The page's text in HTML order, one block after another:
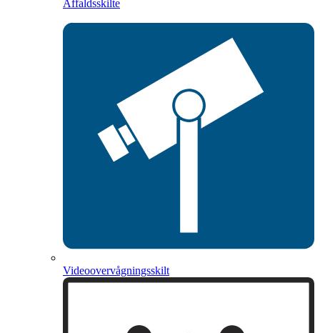
Affaldsskilte
Videoovervågningsskilt